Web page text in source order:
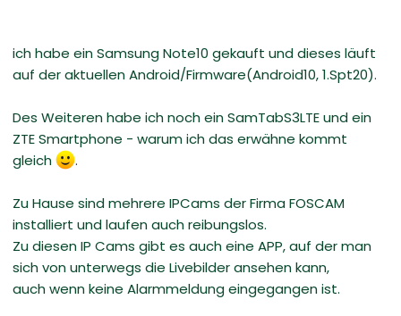
ich habe ein Samsung Note10 gekauft und dieses läuft
auf der aktuellen Android/Firmware(Android10, 1.Spt20).
Des Weiteren habe ich noch ein SamTabS3LTE und ein
ZTE Smartphone - warum ich das erwähne kommt
gleich
.
Zu Hause sind mehrere IPCams der Firma FOSCAM
installiert und laufen auch reibungslos.
Zu diesen IP Cams gibt es auch eine APP, auf der man
sich von unterwegs die Livebilder ansehen kann,
auch wenn keine Alarmmeldung eingegangen ist.